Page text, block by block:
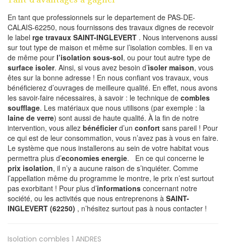
En tant que professionnels sur le departement de PAS-DE-
CALAIS-62250, nous fournissons des travaux dignes de recevoir
le label rge travaux SAINT-INGLEVERT . Nous intervenons aussi
sur tout type de maison et même sur l’isolation combles. Il en va
de même pour l’isolation sous-sol, ou pour tout autre type de
surface isoler. Ainsi, si vous avez besoin d’isoler maison, vous
êtes sur la bonne adresse ! En nous confiant vos travaux, vous
bénéficierez d’ouvrages de meilleure qualité. En effet, nous avons
les savoir-faire nécessaires, à savoir : le technique de combles
soufflage. Les matériaux que nous utilisons (par exemple : la
laine de verre) sont aussi de haute qualité. À la fin de notre
intervention, vous allez bénéficierd’un confort sans pareil ! Pour
ce qui est de leur consommation, vous n’avez pas à vous en faire.
Le système que nous installerons au sein de votre habitat vous
permettra plus d’economies energie. En ce qui concerne le
prix isolation, il n’y a aucune raison de s’inquiéter. Comme
l’appellation même du programme le montre, le prix n’est surtout
pas exorbitant ! Pour plus d’informations concernant notre
société, ou les activités que nous entreprenons à SAINT-
INGLEVERT (62250) , n’hésitez surtout pas à nous contacter !
Isolation combles 1 ANDRES